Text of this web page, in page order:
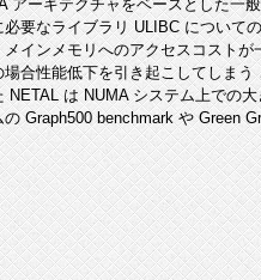
アーキテクチャをベースとした一
要なライブラリ ULIBC について
インメモリへのアクセスコスト
合性能低下を引き起こしてしま
NETAL は NUMA システム上での
Graph500 benchmark や Green